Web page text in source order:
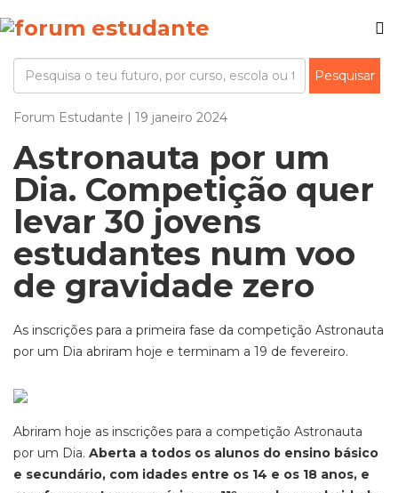
Forum Estudante | 19 janeiro 2024
Astronauta por um
Dia. Competição quer
levar 30 jovens
estudantes num voo
de gravidade zero
As inscrições para a primeira fase da competição Astronauta
por um Dia abriram hoje e terminam a 19 de fevereiro.
Abriram hoje as inscrições para a competição Astronauta
por um Dia. Aberta a todos os alunos do ensino básico
e secundário, com idades entre os 14 e os 18 anos, e